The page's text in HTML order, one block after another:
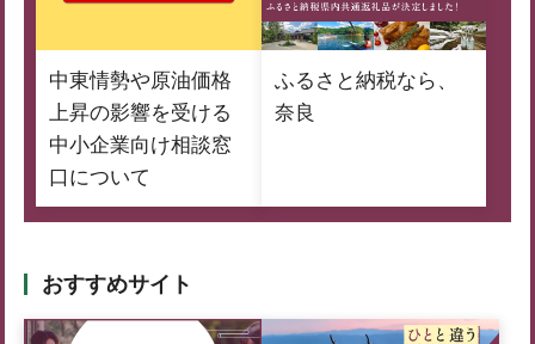
中東情勢や原油価格
上昇の影響を受ける
中小企業向け相談窓
口について
ふるさと納税なら、
奈良
おすすめサイト